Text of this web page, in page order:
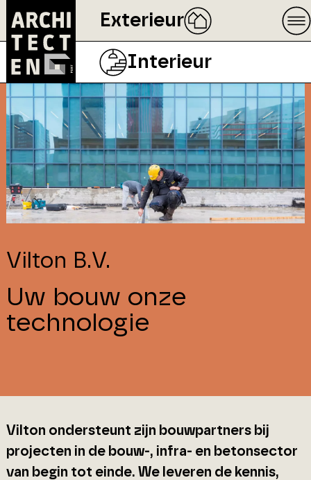
Exterieur
Interieur
Vilton B.V.
Uw bouw onze
technologie
Vilton ondersteunt zijn bouwpartners bij
projecten in de bouw-, infra- en betonsector
van begin tot einde. We leveren de kennis,